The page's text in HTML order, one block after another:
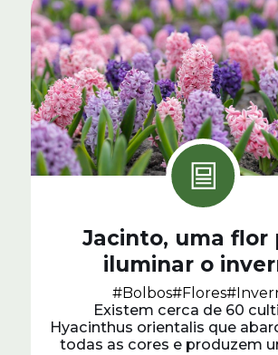
Jacinto, uma flor
iluminar o
#Bolbos#Flores
Existem cerca de 60
Hyacinthus orientalis que
todas as cores e produzem